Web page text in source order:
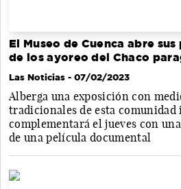
El Museo de Cuenca abre
de los ayoreo del Chaco
Las Noticias - 07/02/2023
Alberga una exposición con
tradicionales de esta comunidad
complementará el jueves con
de una película documental